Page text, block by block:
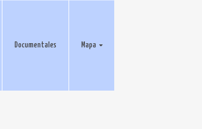
Documentales Mapa